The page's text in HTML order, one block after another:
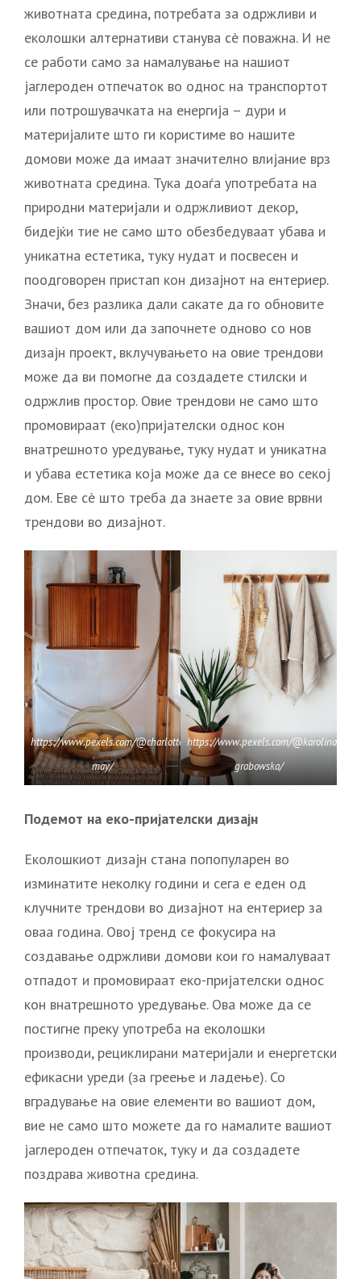
животната средина, потребата за одржливи и
еколошки алтернативи станува сè поважна. И не
се работи само за намалување на нашиот
јаглероден отпечаток во однос на транспортот
или потрошувачката на енергија – дури и
материјалите што ги користиме во нашите
домови може да имаат значително влијание врз
животната средина. Тука доаѓа употребата на
природни материјали и одржливиот декор,
бидејќи тие не само што обезбедуваат убава и
уникатна естетика, туку нудат и посвесен и
поодговорен пристап кон дизајнот на ентериер.
Значи, без разлика дали сакате да го обновите
вашиот дом или да започнете одново со нов
дизајн проект, вклучувањето на овие трендови
може да ви помогне да создадете стилски и
одржлив простор. Овие трендови не само што
промовираат (еко)пријателски однос кон
внатрешното уредување, туку нудат и уникатна
и убава естетика која може да се внесе во секој
дом. Еве сè што треба да знаете за овие врвни
трендови во дизајнот.
https://www.pexels.com/@charlotte-
may/
https://www.pexels.com/@karolina-
grabowska/
Подемот на еко-пријателски дизајн
Еколошкиот дизајн стана попопуларен во
изминатите неколку години и сега е еден од
клучните трендови во дизајнот на ентериер за
оваа година. Овој тренд се фокусира на
создавање одржливи домови кои го намалуваат
отпадот и промовираат еко-пријателски однос
кон внатрешното уредување. Ова може да се
постигне преку употреба на еколошки
производи, рециклирани материјали и енергетски
ефикасни уреди (за греење и ладење). Со
вградување на овие елементи во вашиот дом,
вие не само што можете да го намалите вашиот
јаглероден отпечаток, туку и да создадете
поздрава животна средина.